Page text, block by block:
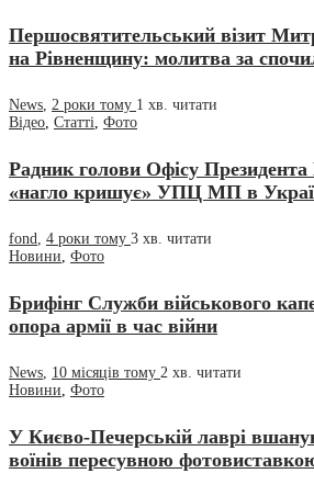
Першосвятительський візит
на Рівненщину: молитва за
News, 2 роки тому 1 хв. читати
Відео, Статті, Фото
Радник голови Офісу
«нагло кришує» УПЦ МП в
fond, 4 роки тому 3 хв. читати
Новини, Фото
Брифінг Служби військового
опора армії в час війни
News 10 місяців тому 2 хв. читати
Новини Фото
У Києво-Печерській лаврі
воїнів пересувною